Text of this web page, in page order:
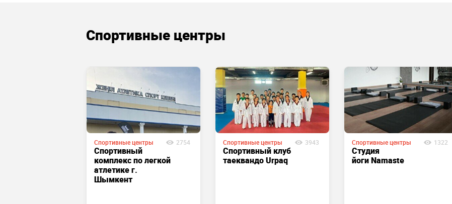
Спортивные центры
Спортивные центры 2754
Спортивный
комплекс по легкой
атлетике г.
Шымкент
Спортивные центры 3943
Спортивный клуб
таеквандо Urpaq
Спортивные центры 1322
Студия
йоги Namaste